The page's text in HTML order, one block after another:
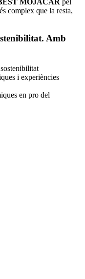
complex que la resta,
Amb
i experiències
en pro del